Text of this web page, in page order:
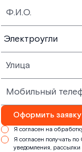
Оформить заявку
Я согласен на
Я согласен получать
уведомления,